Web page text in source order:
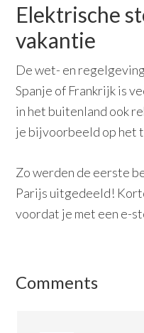
Elektrische
vakantie
De wet- en
Spanje of Frankrijk is
in het buitenland ook
je bijvoorbeeld op
Zo werden de eerste
Parijs uitgedeeld!
voordat je met een e-
Comments